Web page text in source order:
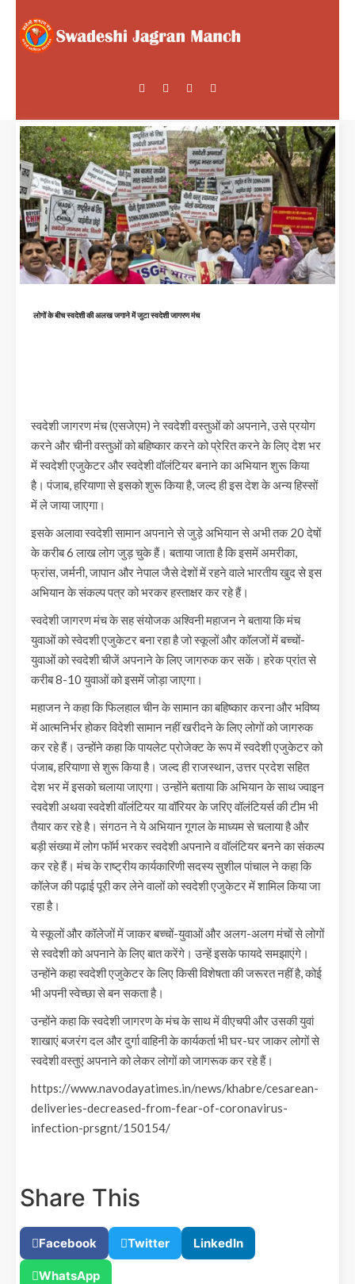
लोगों के बीच स्वदेशी की अलख जगाने में जुटा स्वदेशी जागरण मंच
स्वदेशी जागरण मंच (एसजेएम) ने स्वदेशी वस्तुओं को अपनाने, उसे प्रयोग
करने और चीनी वस्तुओं को बहिष्कार करने को प्रेरित करने के लिए देश भर
में स्वदेशी एजुकेटर और स्वदेशी वॉलंटियर बनाने का अभियान शुरू किया
है। पंजाब, हरियाणा से इसको शुरू किया है, जल्द ही इस देश के अन्य हिस्सों
में ले जाया जाएगा।
इसके अलावा स्वदेशी सामान अपनाने से जुड़े अभियान से अभी तक 20 देषों
के करीब 6 लाख लोग जुड़ चुके हैं। बताया जाता है कि इसमें अमरीका,
फ्रांस, जर्मनी, जापान और नेपाल जैसे देशों में रहने वाले भारतीय खुद से इस
अभियान के संकल्प पत्र को भरकर हस्ताक्षर कर रहे हैं।
स्वदेशी जागरण मंच के सह संयोजक अश्विनी महाजन ने बताया कि मंच
युवाओं को स्वेदशी एजुकेटर बना रहा है जो स्कूलों और कॉलजों में बच्चों-
युवाओं को स्वदेशी चीजें अपनाने के लिए जागरुक कर सकें। हरेक प्रांत से
करीब 8-10 युवाओं को इसमें जोड़ा जाएगा।
महाजन ने कहा कि फिलहाल चीन के सामान का बहिष्कार करना और भविष्य
में आत्मनिर्भर होकर विदेशी सामान नहीं खरीदने के लिए लोगों को जागरुक
कर रहे हैं। उन्होंने कहा कि पायलेट प्रोजेक्ट के रूप में स्वदेशी एजुकेटर को
पंजाब, हरियाणा से शुरू किया है। जल्द ही राजस्थान, उत्तर प्रदेश सहित
देश भर में इसको चलाया जाएगा। उन्होंने बताया कि अभियान के साथ ज्वाइन
स्वदेशी अथवा स्वदेशी वॉलंटियर या वॉरियर के जरिए वॉलंटियर्स की टीम भी
तैयार कर रहे है। संगठन ने ये अभियान गूगल के माध्यम से चलाया है और
बड़ी संख्या में लोग फॉर्म भरकर स्वदेशी अपनाने व वॉलंटियर बनने का संकल्प
कर रहे हैं। मंच के राष्ट्रीय कार्यकारिणी सदस्य सुशील पांचाल ने कहा कि
कॉलेज की पढ़ाई पूरी कर लेने वालों को स्वदेशी एजुकेटर में शामिल किया जा
रहा है।
ये स्कूलों और कॉलेजों में जाकर बच्चों-युवाओं और अलग-अलग मंचों से लोगों
से स्वदेशी को अपनाने के लिए बात करेंगे। उन्हें इसके फायदे समझाएंगे।
उन्होंने कहा स्वदेशी एजुकेटर के लिए किसी विशेषता की जरूरत नहीं है, कोई
भी अपनी स्वेच्छा से बन सकता है।
उन्होंने कहा कि स्वदेशी जागरण के मंच के साथ में वीएचपी और उसकी युवां
शाखाएं बजरंग दल और दुर्गा वाहिनी के कार्यकर्ता भी घर-घर जाकर लोगों से
स्वदेशी वस्तुएं अपनाने को लेकर लोगों को जागरूक कर रहे हैं।
https://www.navodayatimes.in/news/khabre/cesarean-
deliveries-decreased-from-fear-of-coronavirus-
infection-prsgnt/150154/
Share This
Facebook Twitter LinkedIn
WhatsApp